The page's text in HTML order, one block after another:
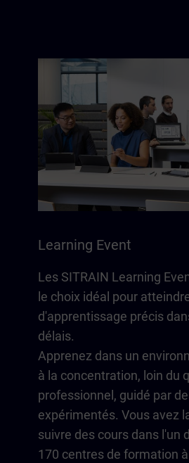
Learning Event
Les SITRAIN Learning
le choix idéal pour
d'apprentissage précis
délais.
Apprenez dans un
à la concentration, loin du
professionnel, guidé par
expérimentés. Vous avez
suivre des cours dans l'un
170 centres de formation